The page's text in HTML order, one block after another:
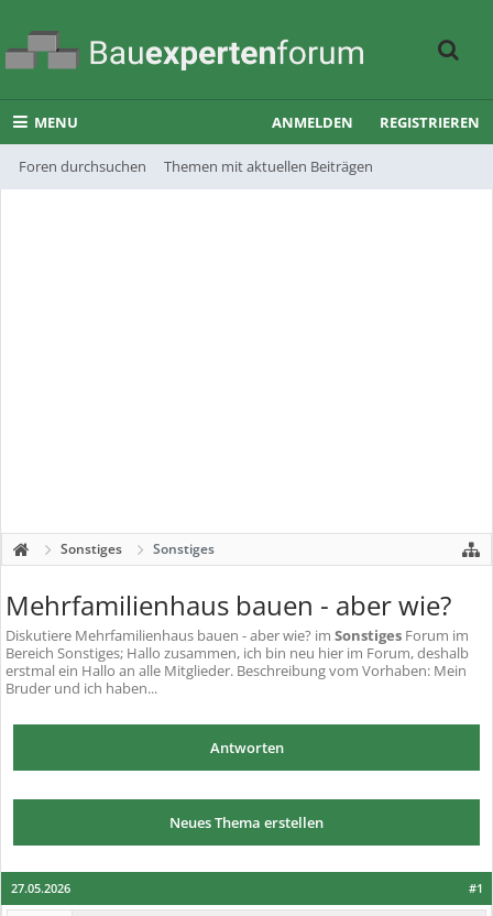
MENU
Foren durchsuchen Themen mit aktuellen Beiträgen
ANMELDEN REGISTRIEREN
Sonstiges Sonstiges
Mehrfamilienhaus bauen - aber wie?
Diskutiere Mehrfamilienhaus bauen - aber wie? im Sonstiges Forum im
Bereich Sonstiges; Hallo zusammen, ich bin neu hier im Forum, deshalb
erstmal ein Hallo an alle Mitglieder. Beschreibung vom Vorhaben: Mein
Bruder und ich haben...
Antworten
Neues Thema erstellen
#1
27.05.2026